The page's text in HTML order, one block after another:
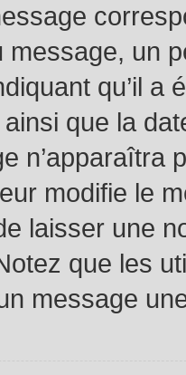
message, un
qu’il a
que la
n’apparaîtra
modifie le
laisser une
que les
message